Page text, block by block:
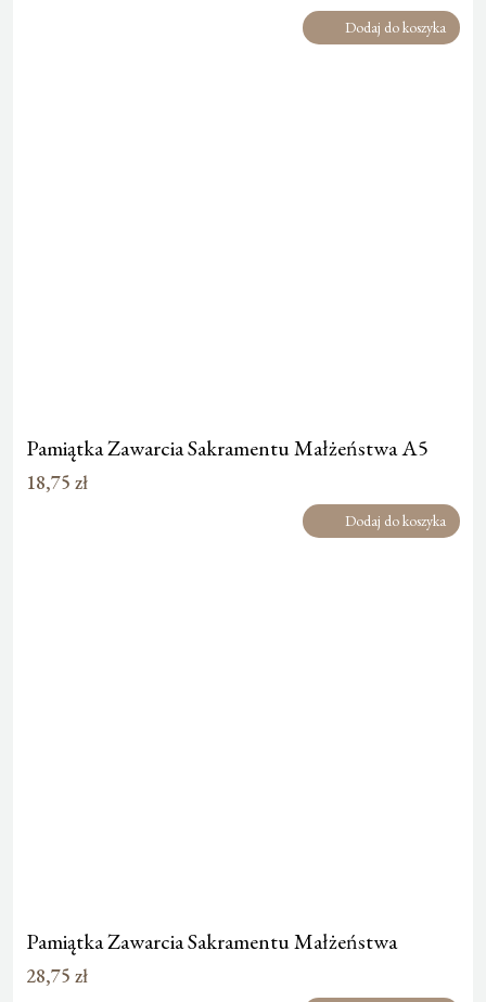
Dodaj do koszyka
Pamiątka Zawarcia Sakramentu Małżeństwa A5
18,75 zł
Dodaj do koszyka
Pamiątka Zawarcia Sakramentu Małżeństwa
28,75 zł